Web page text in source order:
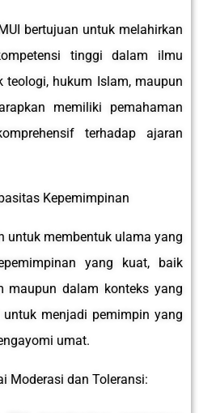
bertujuan untuk melahirkan
tinggi dalam ilmu
teologi, hukum Islam, maupun
memiliki pemahaman
terhadap ajaran
Kepemimpinan
untuk membentuk ulama yang
yang kuat, baik
maupun dalam konteks yang
menjadi pemimpin yang
umat.
Moderasi dan Toleransi: